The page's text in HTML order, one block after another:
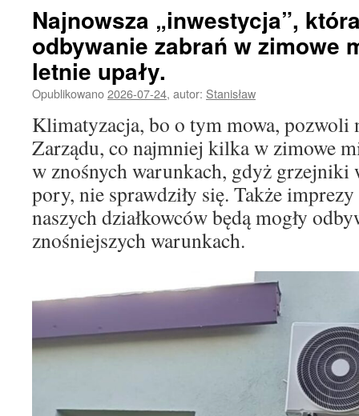
Najnowsza „inwestycja”,
odbywanie zabrań w zimowe
letnie upały.
Opublikowano2026-07-24, autor: Stanisław
Klimatyzacja, bo o tym mowa, pozwoli
Zarządu, co najmniej kilka w zimowe
w znośnych warunkach, gdyż grzejniki
pory, nie sprawdziły się. Także
naszych działkowców będą mogły
znośniejszych warunkach.